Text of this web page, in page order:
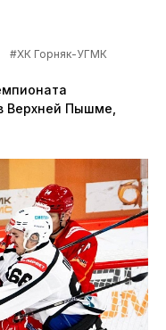
#ХК Горняк-УГМК
Верхней Пышме,